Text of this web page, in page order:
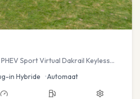
Sport Virtual Dakrail Keyless
in Hybride •Automaat